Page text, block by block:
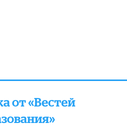
от «Вестей